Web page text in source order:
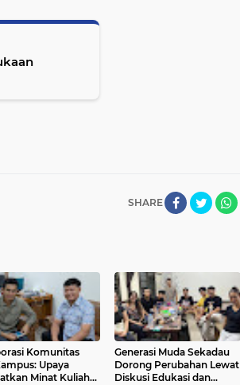
SHARE
Komunitas
Upaya
Minat Kuliah
Generasi Muda Sekadau
Dorong Perubahan Lewat
Diskusi Edukasi dan